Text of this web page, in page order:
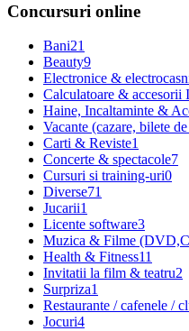
Concursuri online
Bani21
Beauty9
Electronice &
Calculatoare & accesorii
Haine, Incaltaminte &
Vacante (cazare, bilete
Carti & Reviste1
Concerte & spectacole7
Cursuri si training-uri0
Diverse71
Jucarii1
Licente software3
Muzica & Filme
Health & Fitness11
Invitatii la film & teatru2
Surpriza1
Restaurante / cafenele /
Jocuri4